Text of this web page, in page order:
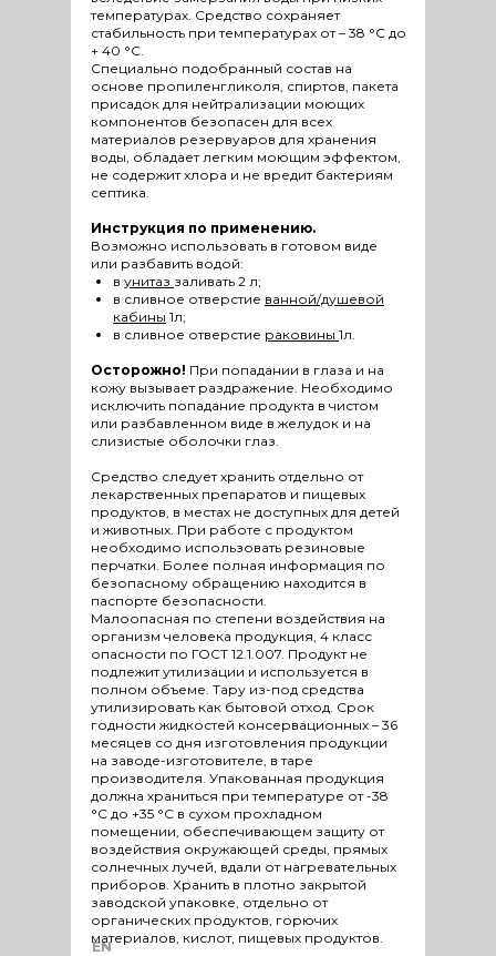
температурах. Средство сохраняет
стабильность при температурах от – 38 °С до
+ 40 °С.
Специально подобранный состав на
основе пропиленгликоля, спиртов, пакета
присадок для нейтрализации моющих
компонентов безопасен для всех
материалов резервуаров для хранения
воды, обладает легким моющим эффектом,
не содержит хлора и не вредит бактериям
септика.
Инструкция по применению.
Возможно использовать в готовом виде
или разбавить водой:
в унитаз заливать 2 л;
в сливное отверстие ванной/душевой
кабины 1л;
в сливное отверстие раковины 1л.
Осторожно! При попадании в глаза и на
кожу вызывает раздражение. Необходимо
исключить попадание продукта в чистом
или разбавленном виде в желудок и на
слизистые оболочки глаз.
Средство следует хранить отдельно от
лекарственных препаратов и пищевых
продуктов, в местах не доступных для детей
и животных. При работе с продуктом
необходимо использовать резиновые
перчатки. Более полная информация по
безопасному обращению находится в
паспорте безопасности.
Малоопасная по степени воздействия на
организм человека продукция, 4 класс
опасности по ГОСТ 12.1.007. Продукт не
подлежит утилизации и используется в
полном объеме. Тару из-под средства
утилизировать как бытовой отход. Срок
годности жидкостей консервационных – 36
месяцев со дня изготовления продукции
на заводе-изготовителе, в таре
производителя. Упакованная продукция
должна храниться при температуре от -38
°С до +35 °С в сухом прохладном
помещении, обеспечивающем защиту от
воздействия окружающей среды, прямых
солнечных лучей, вдали от нагревательных
приборов. Хранить в плотно закрытой
заводской упаковке, отдельно от
органических продуктов, горючих
материалов, кислот, пищевых продуктов.
EN